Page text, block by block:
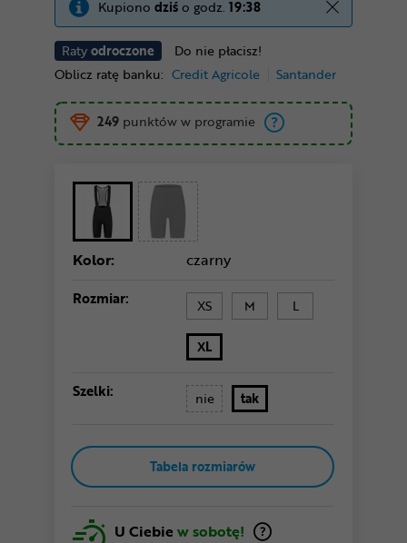
Ratyodroczone
Do nie płacisz!
Oblicz ratę banku: Credit Agricole Santander
Kupiono dziśo godz. 19:38
249 punktów w programie
Kolor: czarny
Rozmiar: XS M L
XL
Szelki: nie tak
Tabela rozmiarów
U Ciebiew sobotę!